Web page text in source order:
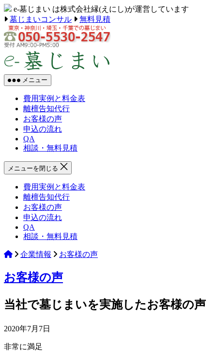
コ
ン
テ
ン
ツ
へ
ス
キ
e-墓じまい は株式会社縁(えにし)が運営しています
墓じまいコンサル
無料見積
メニュー
費用実例と料金表
離檀告知代行
お客様の声
申込の流れ
QA
相談・無料見積
メニューを閉じる
費用実例と料金表
離檀告知代行
お客様の声
申込の流れ
QA
相談・無料見積
企業情報 お客様の声
お客様の声
当社で墓じまいを実施したお客様の声
2020年7月7日
非常に満足